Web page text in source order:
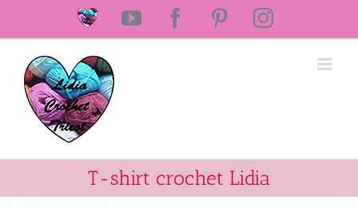
au
contenu
Laine
Lidia
Crochet
Tricot
YouTubeFacebookPinterestInstagram
T-shirt crochet Lidia